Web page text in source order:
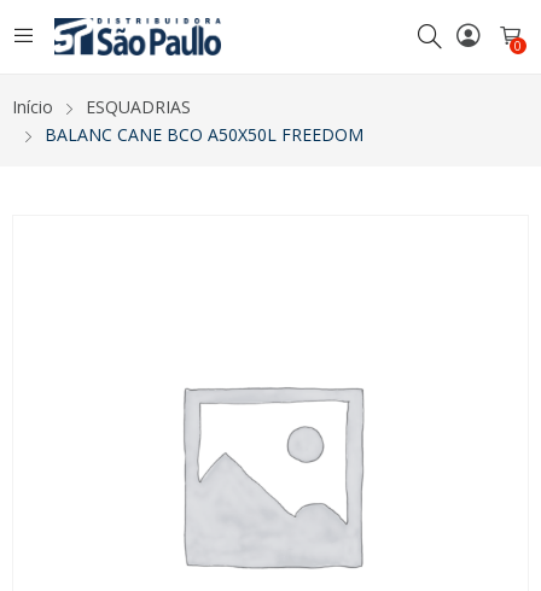
0
Início
ESQUADRIAS
BALANC CANE BCO A50X50L FREEDOM